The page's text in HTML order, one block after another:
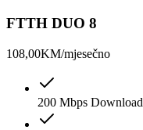
FTTH DUO 8
108,00KM/mjesečno
200 Mbps Download